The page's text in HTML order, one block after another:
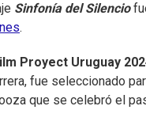
Sinfonía del Silencio
.
Proyect Uruguay
fue seleccionado
que se celebró el